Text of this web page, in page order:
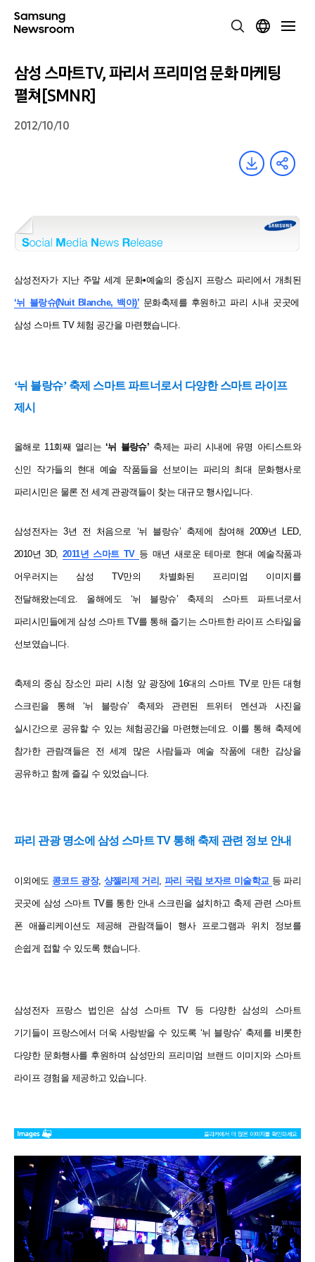
삼성 스마트TV, 파리서 프리미엄 문화 마케팅
펼쳐[SMNR]
2012/10/10
삼성전자가 지난 주말 세계 문화•예술의 중심지 프랑스 파리에서 개최된
‘뉘 블랑슈(Nuit Blanche, 백야)’ 문화축제를 후원하고 파리 시내 곳곳에
삼성 스마트 TV 체험 공간을 마련했습니다.
‘뉘 블랑슈’ 축제 스마트 파트너로서 다양한 스마트 라이프
제시
올해로 11회째 열리는 ‘뉘 블랑슈’ 축제는 파리 시내에 유명 아티스트와
신인 작가들의 현대 예술 작품들을 선보이는 파리의 최대 문화행사로
파리시민은 물론 전 세계 관광객들이 찾는 대규모 행사입니다.
삼성전자는 3년 전 처음으로 ‘뉘 블랑슈’ 축제에 참여해 2009년 LED,
2010년 3D, 2011년 스마트 TV 등 매년 새로운 테마로 현대 예술작품과
어우러지는 삼성 TV만의 차별화된 프리미엄 이미지를
전달해왔는데요. 올해에도 ‘뉘 블랑슈’ 축제의 스마트 파트너로서
파리시민들에게 삼성 스마트 TV를 통해 즐기는 스마트한 라이프 스타일을
선보였습니다.
축제의 중심 장소인 파리 시청 앞 광장에 16대의 스마트 TV로 만든 대형
스크린을 통해 ‘뉘 블랑슈’ 축제와 관련된 트위터 멘션과 사진을
실시간으로 공유할 수 있는 체험공간을 마련했는데요. 이를 통해 축제에
참가한 관람객들은 전 세계 많은 사람들과 예술 작품에 대한 감상을
공유하고 함께 즐길 수 있었습니다.
파리 관광 명소에 삼성 스마트 TV 통해 축제 관련 정보 안내
이외에도 콩코드 광장, 샹젤리제 거리 , 파리 국립 보자르 미술학교 등 파리
곳곳에 삼성 스마트 TV를 통한 안내 스크린을 설치하고 축제 관련 스마트
폰 애플리케이션도 제공해 관람객들이 행사 프로그램과 위치 정보를
손쉽게 접할 수 있도록 했습니다.
삼성전자 프랑스 법인은 삼성 스마트 TV 등 다양한 삼성의 스마트
기기들이 프랑스에서 더욱 사랑받을 수 있도록 ‘뉘 블랑슈’ 축제를 비롯한
다양한 문화행사를 후원하며 삼성만의 프리미엄 브랜드 이미지와 스마트
라이프 경험을 제공하고 있습니다.